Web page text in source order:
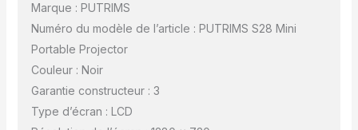
le jardin, les jeux vidéo
Marque : PUTRIMS
Numéro du modèle de l’article : PUTRIMS S28 Mini
Portable Projector
Couleur : Noir
Garantie constructeur : 3
Type d’écran : LCD